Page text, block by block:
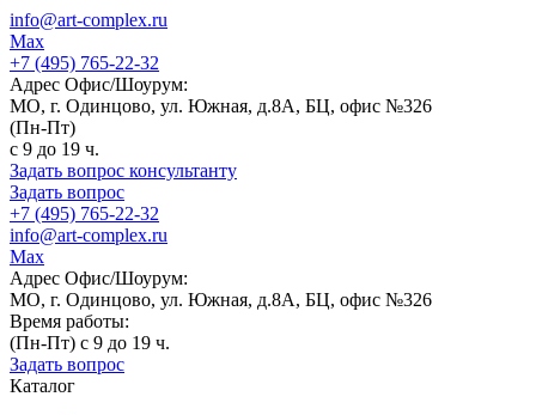
info@art-complex.ru
Max
+7 (495) 765-22-32
Адрес Офис/Шоурум:
МО, г. Одинцово, ул. Южная, д.8А, БЦ, офис №326
(Пн-Пт)
с 9 до 19 ч.
Задать вопрос консультанту
Задать вопрос
+7 (495) 765-22-32
info@art-complex.ru
Max
Адрес Офис/Шоурум:
МО, г. Одинцово, ул. Южная, д.8А, БЦ, офис №326
Время работы:
(Пн-Пт) с 9 до 19 ч.
Задать вопрос
Каталог